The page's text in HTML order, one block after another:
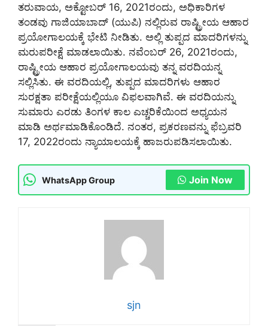
ತರುವಾಯ, ಅಕ್ಟೋಬರ್ 16, 2021ರಂದು, ಅಧಿಕಾರಿಗಳ
ತಂಡವು ಗಾಜಿಯಾಬಾದ್ (ಯುಪಿ) ನಲ್ಲಿರುವ ರಾಷ್ಟ್ರೀಯ ಆಹಾರ
ಪ್ರಯೋಗಾಲಯಕ್ಕೆ ಭೇಟಿ ನೀಡಿತು. ಅಲ್ಲಿ ತುಪ್ಪದ ಮಾದರಿಗಳನ್ನು
ಮರುಪರೀಕ್ಷೆ ಮಾಡಲಾಯಿತು. ನವೆಂಬರ್ 26, 2021ರಂದು,
ರಾಷ್ಟ್ರೀಯ ಆಹಾರ ಪ್ರಯೋಗಾಲಯವು ತನ್ನ ವರದಿಯನ್ನ
ಸಲ್ಲಿಸಿತು. ಈ ವರದಿಯಲ್ಲಿ, ತುಪ್ಪದ ಮಾದರಿಗಳು ಆಹಾರ
ಸುರಕ್ಷತಾ ಪರೀಕ್ಷೆಯಲ್ಲಿಯೂ ವಿಫಲವಾಗಿವೆ. ಈ ವರದಿಯನ್ನು
ಸುಮಾರು ಎರಡು ತಿಂಗಳ ಕಾಲ ಎಚ್ಚರಿಕೆಯಿಂದ ಅಧ್ಯಯನ
ಮಾಡಿ ಅರ್ಥಮಾಡಿಕೊಂಡಿದೆ. ನಂತರ, ಪ್ರಕರಣವನ್ನು ಫೆಬ್ರವರಿ
17, 2022ರಂದು ನ್ಯಾಯಾಲಯಕ್ಕೆ ಹಾಜರುಪಡಿಸಲಾಯಿತು.
WhatsApp Group Join Now
sjn